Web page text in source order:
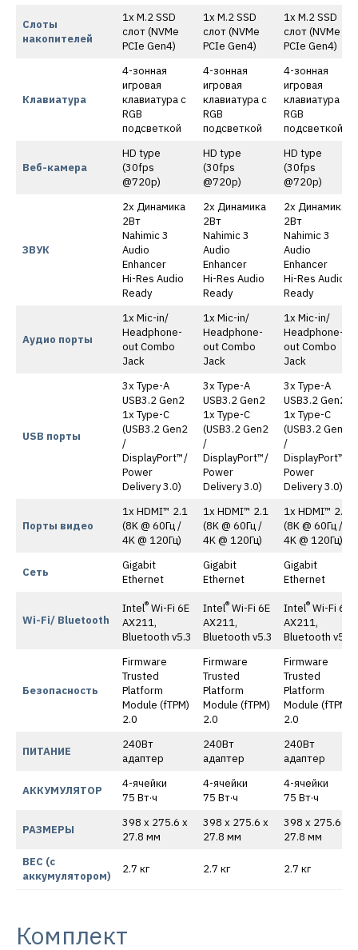
Слоты
накопителей
1x M.2 SSD
слот (NVMe
PCIe Gen4)
1x M.2 SSD
слот (NVMe
PCIe Gen4)
1x M.2 SSD
слот (NVMe
PCIe Gen4)
Клавиатура
4-зонная
игровая
клавиатура с
RGB
подсветкой
4-зонная
игровая
клавиатура с
RGB
подсветкой
4-зонная
игровая
клавиатура с
RGB
подсветкой
Веб-камера
HD type
(30fps
@720p)
HD type
(30fps
@720p)
HD type
(30fps
@720p)
ЗВУК
2x Динамика
2Вт
Nahimic 3
Audio
Enhancer
Hi-Res Audio
Ready
2x Динамика
2Вт
Nahimic 3
Audio
Enhancer
Hi-Res Audio
Ready
2x Динамика
2Вт
Nahimic 3
Audio
Enhancer
Hi-Res Audio
Ready
Аудио порты
1x Mic-in/
Headphone-
out Combo
Jack
1x Mic-in/
Headphone-
out Combo
Jack
1x Mic-in/
Headphone-
out Combo
Jack
USB порты
3x Type-A
USB3.2 Gen2
1x Type-C
(USB3.2 Gen2
/
DisplayPort™/
Power
Delivery 3.0)
3x Type-A
USB3.2 Gen2
1x Type-C
(USB3.2 Gen2
/
DisplayPort™/
Power
Delivery 3.0)
3x Type-A
USB3.2 Gen2
1x Type-C
(USB3.2 Gen2
/
DisplayPort™/
Power
Delivery 3.0)
Порты видео
1x HDMI™ 2.1
(8K @ 60Гц /
4K @ 120Гц)
1x HDMI™ 2.1
(8K @ 60Гц /
4K @ 120Гц)
1x HDMI™ 2.1
(8K @ 60Гц /
4K @ 120Гц)
Сеть
Gigabit
Ethernet
Gigabit
Ethernet
Gigabit
Ethernet
Wi-Fi/ Bluetooth
Intel®Wi-Fi 6E
AX211,
Bluetooth v5.3
Intel®Wi-Fi 6E
AX211,
Bluetooth v5.3
Intel®Wi-Fi 6E
AX211,
Bluetooth v5.3
Безопасность
Firmware
Trusted
Platform
Module (fTPM)
2.0
Firmware
Trusted
Platform
Module (fTPM)
2.0
Firmware
Trusted
Platform
Module (fTPM)
2.0
ПИТАНИЕ
240Вт
адаптер
240Вт
адаптер
240Вт
адаптер
АККУМУЛЯТОР
4-ячейки
75 Вт·ч
4-ячейки
75 Вт·ч
4-ячейки
75 Вт·ч
РАЗМЕРЫ
398 x 275.6 x
27.8 мм
398 x 275.6 x
27.8 мм
398 x 275.6 x
27.8 мм
ВЕС (с
аккумулятором)
2.7 кг 2.7 кг 2.7 кг
Комплект